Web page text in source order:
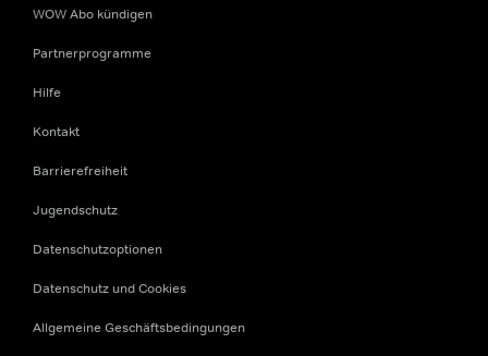
WOW Abo kündigen
Partnerprogramme
Hilfe
Kontakt
Barrierefreiheit
Jugendschutz
Datenschutzoptionen
Datenschutz und Cookies
Allgemeine Geschäftsbedingungen